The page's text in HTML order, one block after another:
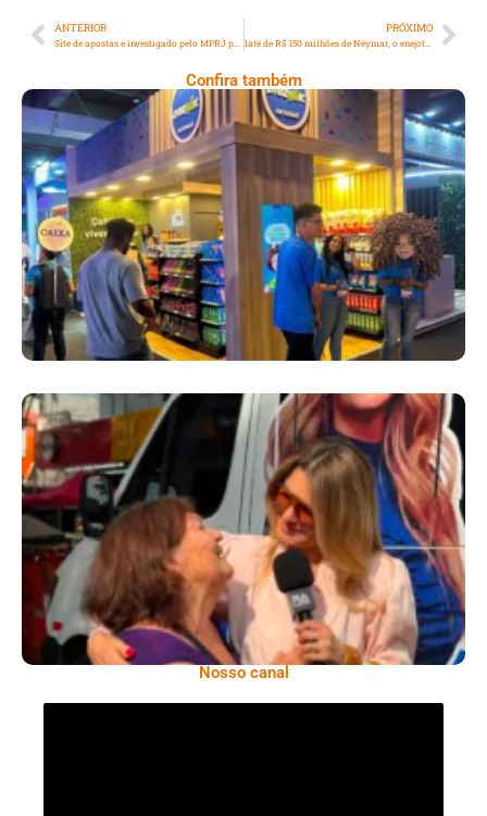
ANTERIOR
Site de apostas e investigado pelo MPRJ por fraude de documentos e por operação de apostas ilegais no Rio
PRÓXIMO
Iate de R$ 150 milhões de Neymar, o enejota, desembarcará em Angra dos Reis
Confira também
Cencosud Promove Inovação No Brasil
Com A Participação Do Prezunic No Rio
Innovation Week 2026
​Segurança Pública Lidera Queixas De
Moradores Do Rio Em Escuta Promovida Por
Antônia Fontenelle
Nosso canal